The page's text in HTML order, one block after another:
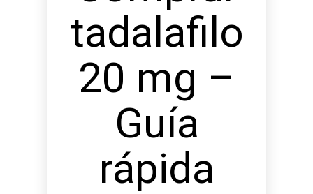
tadalafilo
20 mg –
Guía
rápida